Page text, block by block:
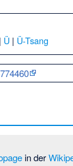
| Ü | Ü-Tsang
in der